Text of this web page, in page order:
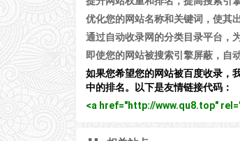
优化您的网站名称和关键词，使其
通过自动收录网的分类目录平台，
即使您的网站被搜索引擎屏蔽，自
如果您希望您的网站被百度收录，
中的排名。以下是友情链接代码：
<a href="http://www.qu8.top"